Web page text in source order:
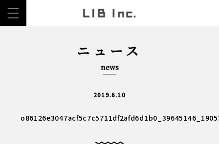
ニュース
news
2019.6.10